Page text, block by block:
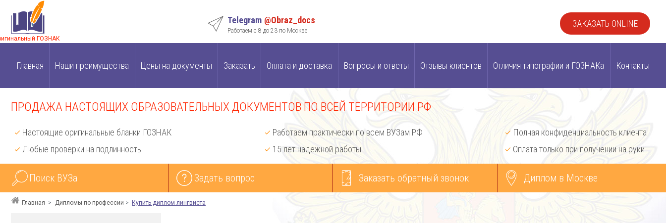
ГОЗНАК
Telegram @Obraz_docs
Работаем с 8 до 23 по Москве
ЗАКАЗАТЬ ONLINE
Главная Наши преимущества Цены на документы Заказать Оплата и доставка Вопросы и ответы Отзывы клиентов Отличия типографии и ГОЗНАКа Контакты
ПРОДАЖА НАСТОЯЩИХ ОБРАЗОВАТЕЛЬНЫХ ДОКУМЕНТОВ ПО ВСЕЙ ТЕРРИТОРИИ РФ
Настоящие оригинальные бланки ГОЗНАК
Любые проверки на подлинность
Работаем практически по всем ВУЗам РФ
15 лет надежной работы
Полная конфиденциальность клиента
Оплата только при получении на руки
Поиск ВУЗа Задать вопрос Заказать обратный звонок Диплом в Москве
Главная Дипломы по профессии Купить диплом лингвиста